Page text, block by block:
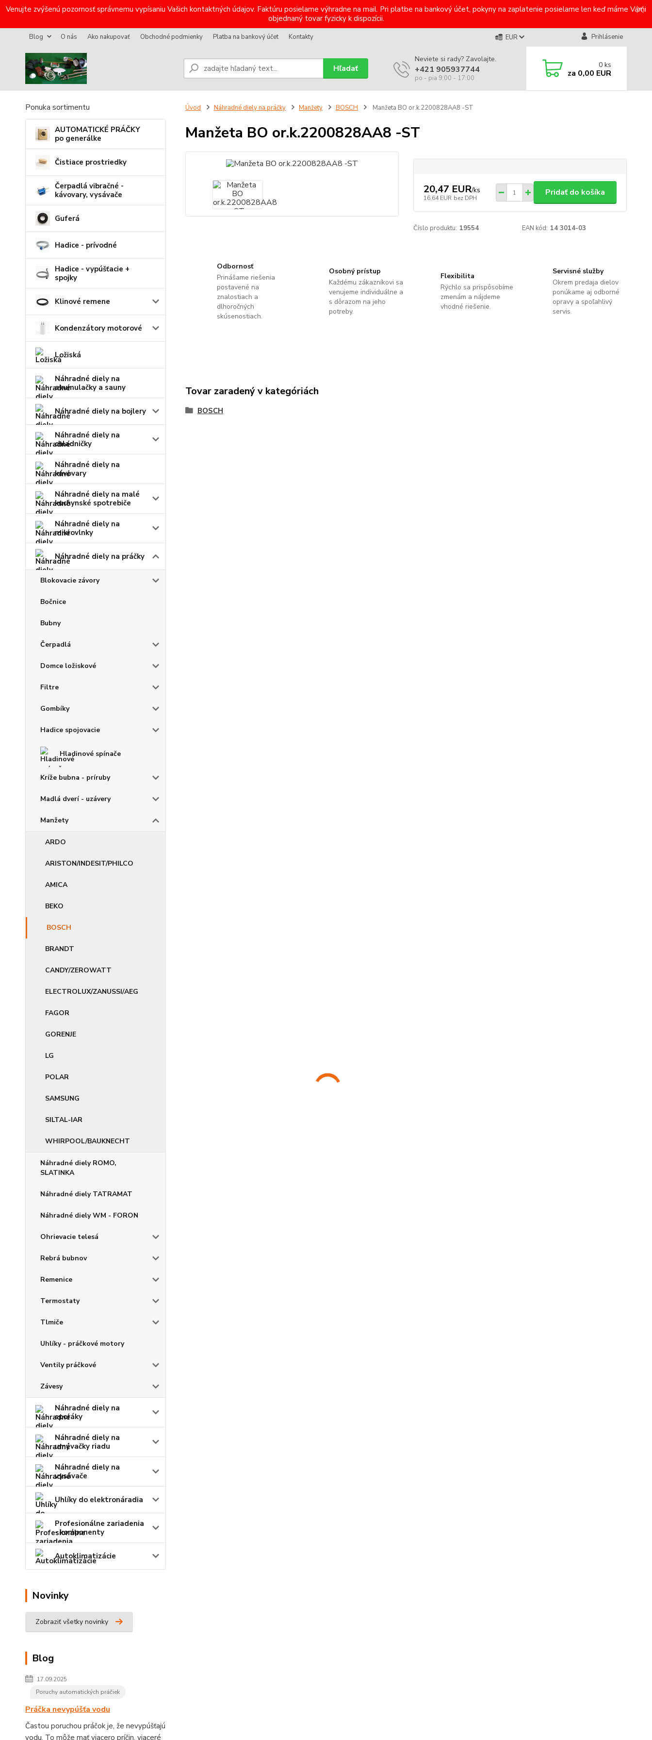
Venujte zvýšenú pozornosť správnemu vypísaniu Vašich kontaktných údajov. Faktúru posielame výhradne na mail. Pri platbe na bankový účet, pokyny na zaplatenie posielame len keď máme Vami
objednaný tovar fyzicky k dispozícii.
Blog O nás Ako nakupovať Obchodné podmienky Platba na bankový účet Kontakty EUR Prihlásenie
Hľadať
Neviete si rady? Zavolajte.
+421 905937744
po - pia 9:00 - 17:00
0 ks
za 0,00 EUR
Ponuka sortimentu
AUTOMATICKÉ PRÁČKY
po generálke
Čistiace prostriedky
Čerpadlá vibračné -
kávovary, vysávače
Guferá
Hadice - prívodné
Hadice - vypúšťacie +
spojky
Klinové remene
Kondenzátory motorové
Ložiská
Náhradné diely na
akumulačky a sauny
Náhradné diely na bojlery
Náhradné diely na
chladničky
Náhradné diely na
kávovary
Náhradné diely na malé
kuchynské spotrebiče
Náhradné diely na
mikrovlnky
Náhradné diely na práčky
Blokovacie závory
Bočnice
Bubny
Čerpadlá
Domce ložiskové
Filtre
Gombíky
Hadice spojovacie
Hladinové spínače
Kríže bubna - príruby
Madlá dverí - uzávery
Manžety
ARDO
ARISTON/INDESIT/PHILCO
AMICA
BEKO
BOSCH
BRANDT
CANDY/ZEROWATT
ELECTROLUX/ZANUSSI/AEG
FAGOR
GORENJE
LG
POLAR
SAMSUNG
SILTAL-IAR
WHIRPOOL/BAUKNECHT
Náhradné diely ROMO,
SLATINKA
Náhradné diely TATRAMAT
Náhradné diely WM - FORON
Ohrievacie telesá
Rebrá bubnov
Remenice
Termostaty
Tlmiče
Uhlíky - práčkové motory
Ventily práčkové
Závesy
Náhradné diely na
sporáky
Náhradné diely na
umývačky riadu
Náhradné diely na
vysávače
Uhlíky do elektronáradia
Profesionálne zariadenia
- komponenty
Autoklimatizácie
Novinky
Zobraziť všetky novinky
Blog
17.09.2025
Poruchy automatických práčiek
Práčka nevypúšťa vodu
Častou poruchou práčok je, že nevypúšťajú
vodu. To môže mať viacero príčin, viaceré
Úvod Náhradné diely na práčky Manžety BOSCH Manžeta BO or.k.2200828AA8 -ST
Manžeta BO or.k.2200828AA8 -ST
20,47 EUR/ks
16,64 EUR bez DPH
Pridať do košíka
Číslo produktu: 19554 EAN kód: 14 3014-03
Odbornosť
Prinášame riešenia
postavené na
znalostiach a
dlhoročných
skúsenostiach.
Osobný prístup
Každému zákazníkovi sa
venujeme individuálne a
s dôrazom na jeho
potreby.
Flexibilita
Rýchlo sa prispôsobíme
zmenám a nájdeme
vhodné riešenie.
Servisné služby
Okrem predaja dielov
ponúkame aj odborné
opravy a spoľahlivý
servis.
Tovar zaradený v kategóriách
BOSCH